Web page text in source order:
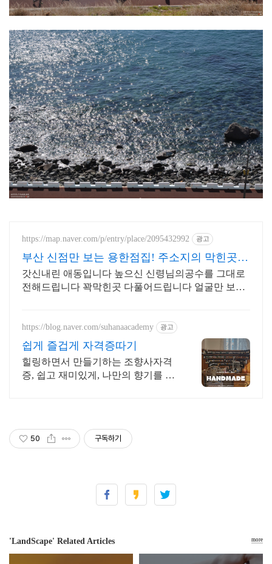
https://map.naver.com/p/entry/place/2095432992 광고
부산 신점만 보는 용한점집! 주소지의 막힌곳
봐드립니다
갓신내린 애동입니다 높으신 신령님의공수를 그대로
전해드립니다 꽉막힌곳 다풀어드립니다 얼굴만 보면
https://blog.naver.com/suhanaacademy 광고
쉽게 즐겁게 자격증따기
힐링하면서 만들기하는 조향사자격
증, 쉽고 재미있게, 나만의 향기를 제
50 구독하기
'LandScape' Related Articles more